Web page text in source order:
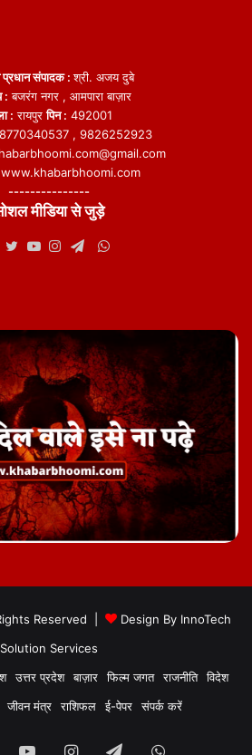
प्रधान संपादक :श्री. अजय दुबे
: बजरंग नगर , आमपारा बाज़ार
: रायपुरपिन : 492001
8770340537 , 9826252923
www.khabarbhoomi.com
---------------
मीडिया से जुड़े
WhatsApp
Reserved | Design By InnoTech
Solution Services
उत्तर प्रदेश बाज़ार फिल्म जगत राजनीति
विदेश
जीवन मंत्र राशिफल ई-पेपर संपर्क करें
YouTubeInstagram
TelegramWhatsApp